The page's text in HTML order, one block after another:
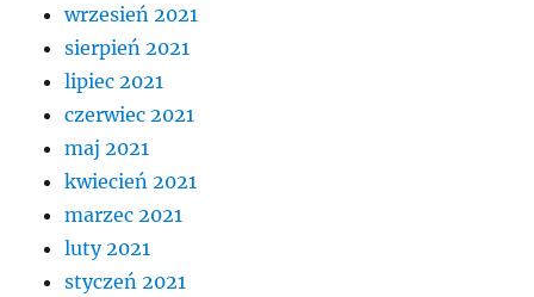
wrzesień 2021
sierpień 2021
lipiec 2021
czerwiec 2021
maj 2021
kwiecień 2021
marzec 2021
luty 2021
styczeń 2021